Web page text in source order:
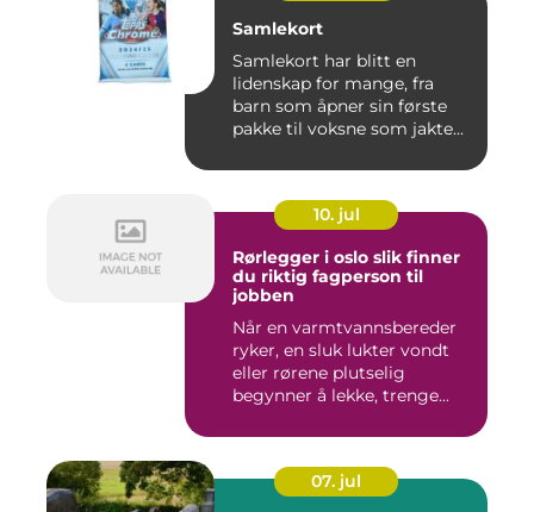
Samlekort
Samlekort har blitt en
lidenskap for mange, fra
barn som åpner sin første
pakke til voksne som jakte...
10. jul
Rørlegger i oslo slik finner
du riktig fagperson til
jobben
Når en varmtvannsbereder
ryker, en sluk lukter vondt
eller rørene plutselig
begynner å lekke, trenge...
07. jul